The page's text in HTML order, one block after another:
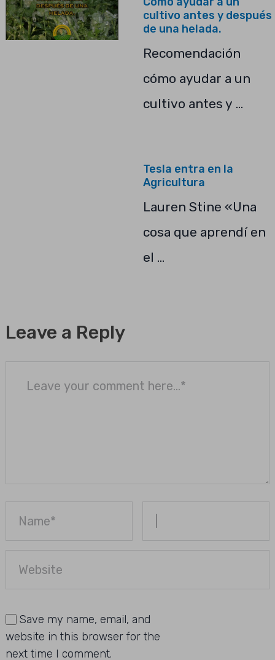
cultivo antes y después
de una helada.
Recomendación
cómo ayudar a un
cultivo antes y …
Tesla entra en la
Agricultura
Lauren Stine «Una
cosa que aprendí en
el …
Leave a Reply
Save my name, email, and
website in this browser for the
next time I comment.